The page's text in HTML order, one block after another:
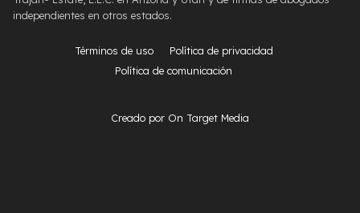
independientes en otros estados.
Términos de uso
Política de privacidad
Política de comunicación
Creado por On Target Media